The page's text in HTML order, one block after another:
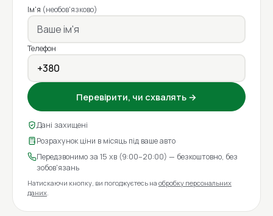
Ім'я (необов'язково)
Телефон
Перевірити, чи схвалять →
Дані захищені
Розрахунок ціни в місяць під ваше авто
Передзвонимо за 15 хв (9:00–20:00) — безкоштовно, без
зобов'язань
Натискаючи кнопку, ви погоджуєтесь на обробку персональних
даних.